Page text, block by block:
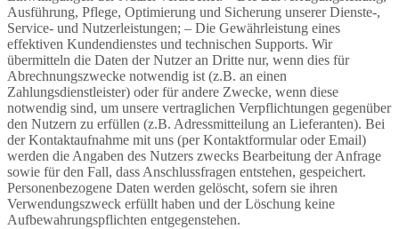
Ausführung, Pflege, Optimierung und Sicherung unserer Dienste-,
Service- und Nutzerleistungen; – Die Gewährleistung eines
effektiven Kundendienstes und technischen Supports. Wir
übermitteln die Daten der Nutzer an Dritte nur, wenn dies für
Abrechnungszwecke notwendig ist (z.B. an einen
Zahlungsdienstleister) oder für andere Zwecke, wenn diese
notwendig sind, um unsere vertraglichen Verpflichtungen gegenüber
den Nutzern zu erfüllen (z.B. Adressmitteilung an Lieferanten). Bei
der Kontaktaufnahme mit uns (per Kontaktformular oder Email)
werden die Angaben des Nutzers zwecks Bearbeitung der Anfrage
sowie für den Fall, dass Anschlussfragen entstehen, gespeichert.
Personenbezogene Daten werden gelöscht, sofern sie ihren
Verwendungszweck erfüllt haben und der Löschung keine
Aufbewahrungspflichten entgegenstehen.